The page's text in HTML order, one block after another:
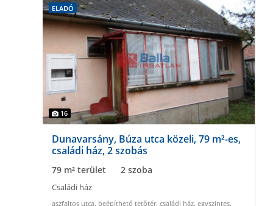
ELADÓ
16
Dunavarsány, Búza utca közeli, 79 m²-es,
családi ház, 2 szobás
79 m² terület 2 szoba
Családi ház
aszfaltos utca, beépíthető tetőtér, családi ház, egyszintes,